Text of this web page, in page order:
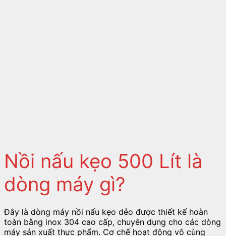
Nồi nấu kẹo 500 Lít là
dòng máy gì?
Đây là dòng máy nồi nấu kẹo dẻo được thiết kế hoàn
toàn bằng inox 304 cao cấp, chuyên dụng cho các dòng
máy sản xuất thực phẩm. Cơ chế hoạt động vô cùng